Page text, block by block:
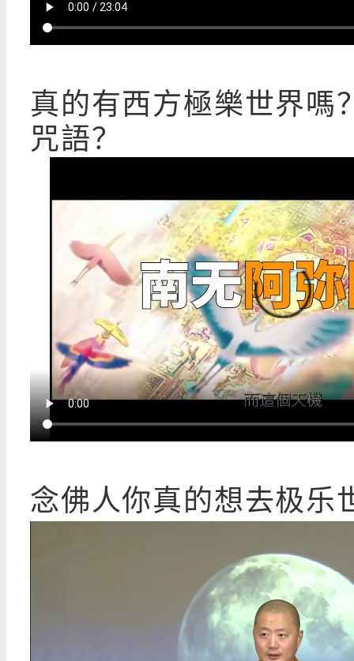
真的有西方極樂世界嗎
咒語？
念佛人你真的想去极乐